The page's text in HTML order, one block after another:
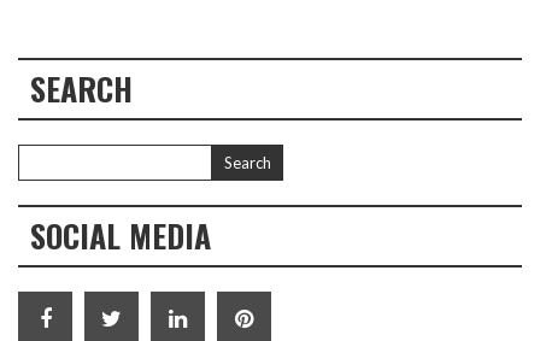
SEARCH
SOCIAL MEDIA